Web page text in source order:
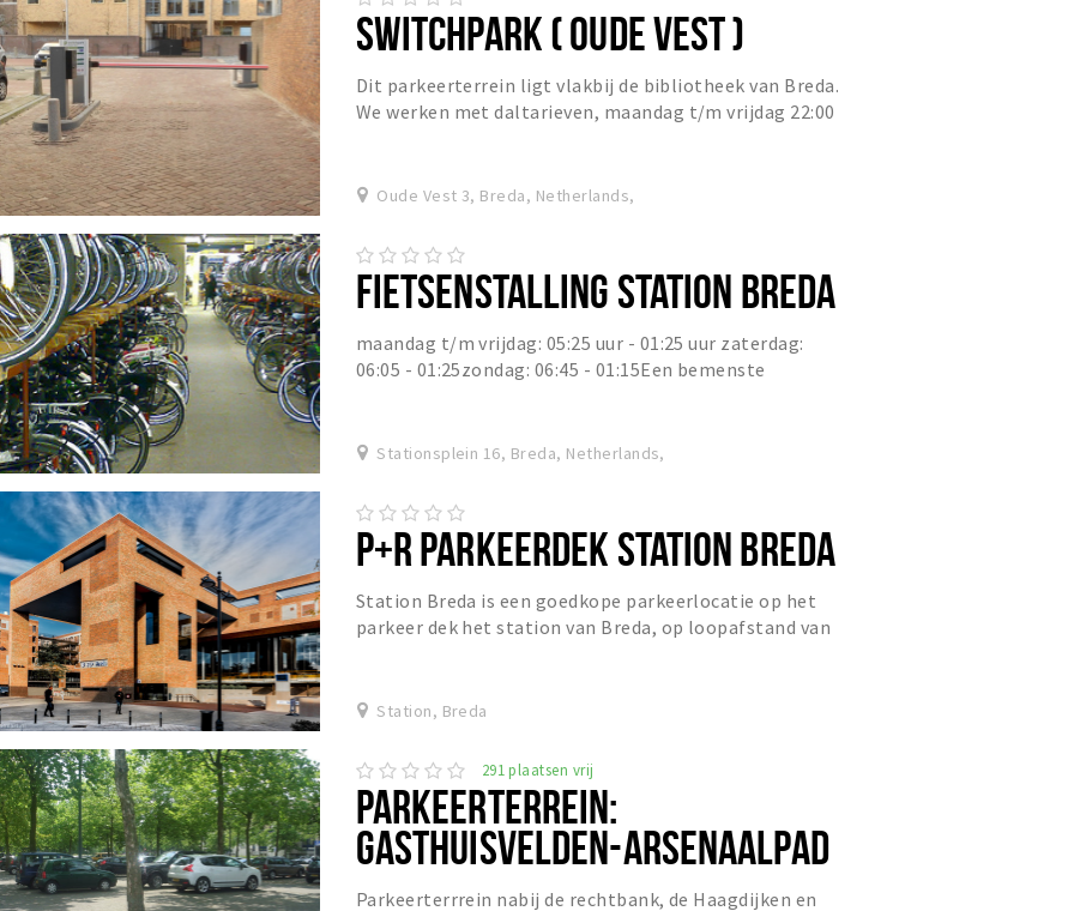
SWITCHPARK ( OUDE VEST )
Dit parkeerterrein ligt vlakbij de bibliotheek van Breda.
We werken met daltarieven, maandag t/m vrijdag 22:00
Oude Vest 3, Breda, Netherlands,
FIETSENSTALLING STATION BREDA
maandag t/m vrijdag: 05:25 uur - 01:25 uur zaterdag:
06:05 - 01:25zondag: 06:45 - 01:15Een bemenste
Stationsplein 16, Breda, Netherlands,
P+R PARKEERDEK STATION BREDA
Station Breda is een goedkope parkeerlocatie op het
parkeer dek het station van Breda, op loopafstand van
Station, Breda
291 plaatsen vrij
PARKEERTERREIN:
GASTHUISVELDEN-ARSENAALPAD
Parkeerterrrein nabij de rechtbank, de Haagdijken en